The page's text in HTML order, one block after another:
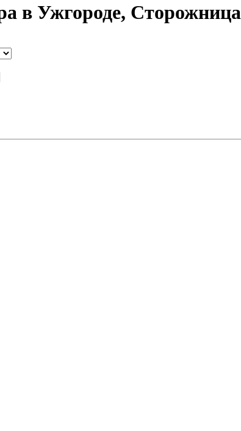
в Ужгороде, Сторожница